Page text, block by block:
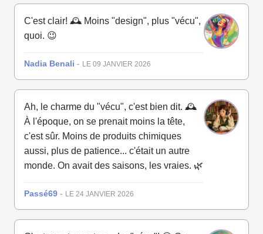
C'est clair! 🕰️ Moins "design", plus "vécu",
quoi. 😉
Nadia Benali - LE 09 JANVIER 2026
Ah, le charme du "vécu", c'est bien dit. 🕰️
À l'époque, on se prenait moins la tête,
c'est sûr. Moins de produits chimiques
aussi, plus de patience... c'était un autre
monde. On avait des saisons, les vraies. 🌿
Passé69 - LE 24 JANVIER 2026